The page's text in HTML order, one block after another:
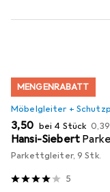
MENGENRABATT
Möbelgleiter +
EUR
3,50 bei 4 Stück EUR
0,39
Hansi-Siebert
Parkettgleiter, 9 Stk.
5